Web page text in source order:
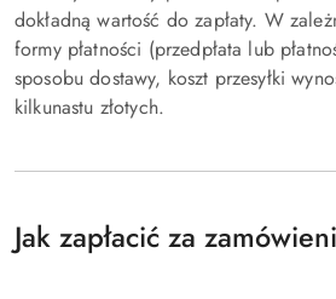
dokładną wartość do zapłaty. W
formy płatności (przedpłata lub
sposobu dostawy, koszt przesyłki
kilkunastu złotych.
Jak zapłacić za